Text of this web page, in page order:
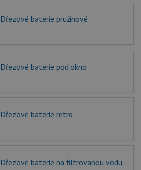
Dřezové baterie pružinové
Dřezové baterie pod okno
Dřezové baterie retro
Dřezové baterie na filtrovanou vodu